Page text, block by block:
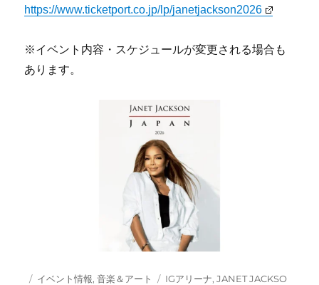
https://www.ticketport.co.jp/lp/janetjackson2026
※イベント内容・スケジュールが変更される場合も
あります。
投 カ
イベント情報,音楽＆アート
タ
IGアリーナ,JANET JACKSO